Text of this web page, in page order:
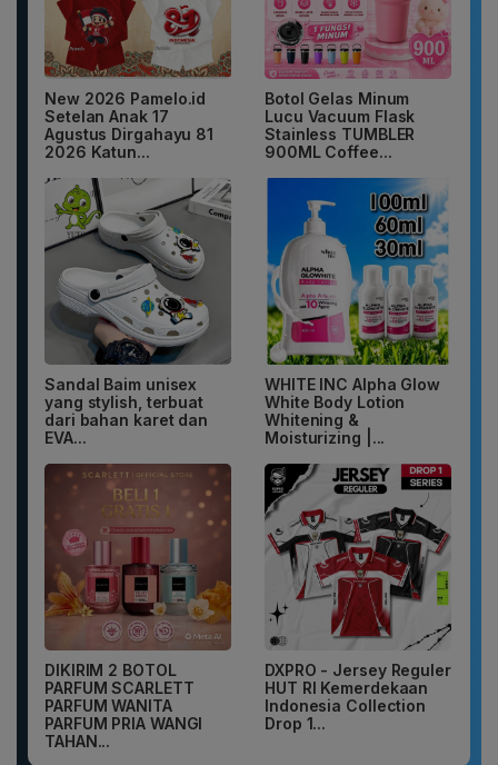
New 2026 Pamelo.id
Setelan Anak 17
Agustus Dirgahayu 81
2026 Katun...
Botol Gelas Minum
Lucu Vacuum Flask
Stainless TUMBLER
900ML Coffee...
Sandal Baim unisex
yang stylish, terbuat
dari bahan karet dan
EVA...
WHITE INC Alpha Glow
White Body Lotion
Whitening &
Moisturizing |...
DIKIRIM 2 BOTOL
PARFUM SCARLETT
PARFUM WANITA
PARFUM PRIA WANGI
TAHAN...
DXPRO - Jersey Reguler
HUT RI Kemerdekaan
Indonesia Collection
Drop 1...